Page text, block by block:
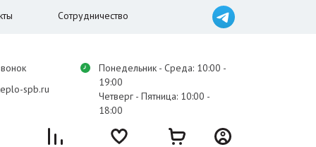
Сотрудничество
spb.ru
Понедельник - Среда: 10:00 -
19:00
Четверг - Пятница: 10:00 -
18:00